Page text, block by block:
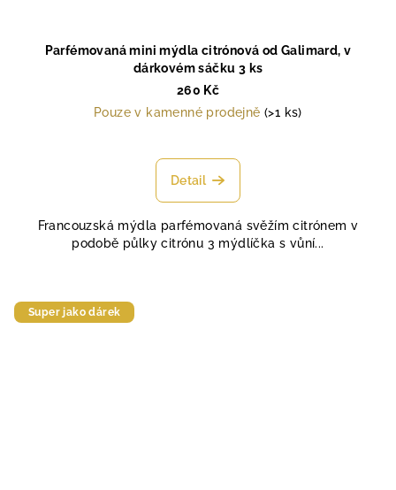
Parfémovaná mini mýdla citrónová od Galimard, v
dárkovém sáčku 3 ks
260 Kč
Pouze v kamenné prodejně(>1 ks)
hodnocení
produktu
z
5
Detail
Francouzská mýdla parfémovaná svěžím citrónem v
podobě půlky citrónu 3 mýdlíčka s vůní...
Super jako dárek